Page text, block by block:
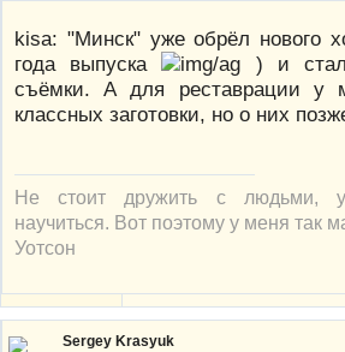
kisa: "Минск" уже обрёл нового
года выпуска
) и стал
съёмки. А для реставрации у
классных заготовки, но о них
Не стоит дружить с людьми,
научиться. Вот поэтому у меня так
Уотсон
Sergey Krasyuk